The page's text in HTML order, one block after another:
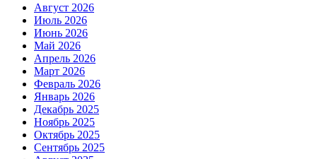
Август 2026
Июль 2026
Июнь 2026
Май 2026
Апрель 2026
Март 2026
Февраль 2026
Январь 2026
Декабрь 2025
Ноябрь 2025
Октябрь 2025
Сентябрь 2025